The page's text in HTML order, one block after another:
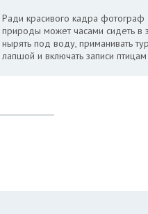
Ради красивого кадра фотограф
природы может часами сидеть в
нырять под воду, приманивать
лапшой и включать записи птицам